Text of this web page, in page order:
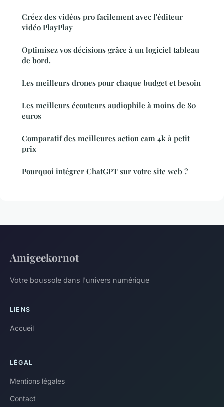
Créez des vidéos pro facilement avec l'éditeur
vidéo PlayPlay
Optimisez vos décisions grâce à un logiciel tableau
de bord.
Les meilleurs drones pour chaque budget et besoin
Les meilleurs écouteurs audiophile à moins de 80
euros
Comparatif des meilleures action cam 4k à petit
prix
Pourquoi intégrer ChatGPT sur votre site web ?
Amigeekornot
Votre boussole dans l'univers numérique
LIENS
Accueil
LÉGAL
Mentions légales
Contact